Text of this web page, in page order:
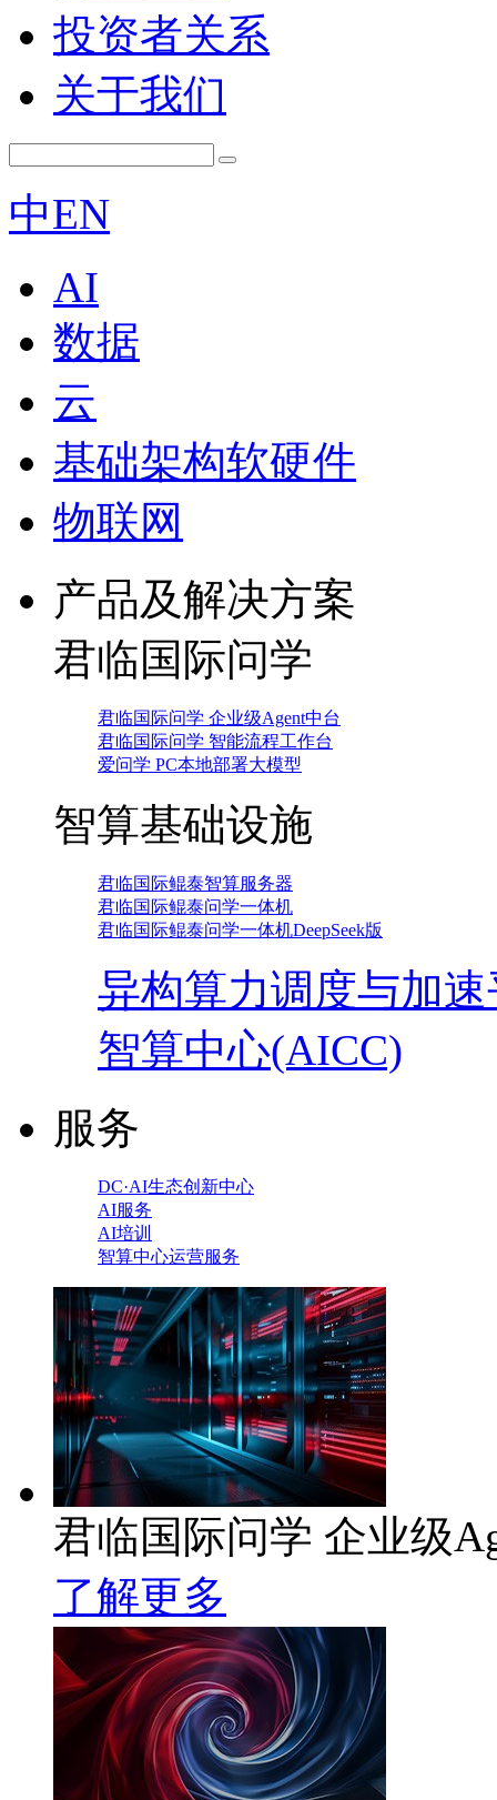
投资者关系
关于我们
中EN
AI
数据
云
基础架构软硬件
物联网
产品及解决方案
君临国际问学
君临国际问学 企业级Agent中台
君临国际问学 智能流程工作台
爱问学 PC本地部署大模型
智算基础设施
君临国际鲲泰智算服务器
君临国际鲲泰问学一体机
君临国际鲲泰问学一体机DeepSeek版
异构算力调度与加
智算中心(AICC)
服务
DC·AI生态创新中心
AI服务
AI培训
智算中心运营服务
君临国际问学 企业级
了解更多